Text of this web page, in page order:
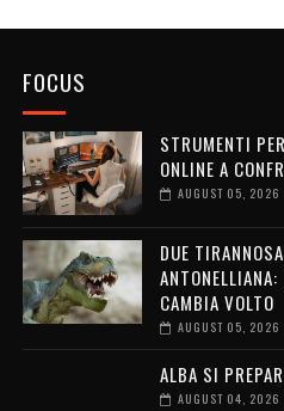
FOCUS
STRUMENTI
ONLINE A
AUGUST 05, 2026
DUE
CAMBIA VOLTO
AUGUST 05, 2026
ALBA SI
AUGUST 04, 2026